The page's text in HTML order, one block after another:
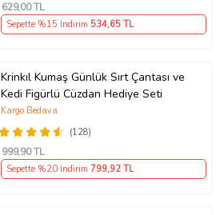
629,00 TL
Sepette %15 İndirim 534,65 TL
Krinkıl Kumaş Günlük Sırt Çantası ve
Kedi Figürlü Cüzdan Hediye Seti
(128)
Kargo Bedava
999,90 TL
Sepette %20 İndirim 799,92 TL